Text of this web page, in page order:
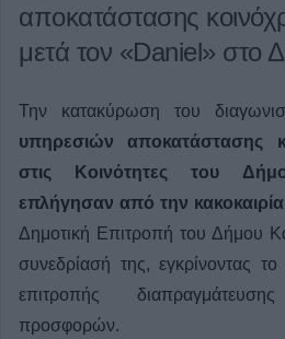
αποκατάστασης
μετά τον «Daniel» στο
Την κατακύρωση του
υπηρεσιών αποκατάστασης
στις Κοινότητες του
επλήγησαν από την
Δημοτική Επιτροπή του Δήμου
συνεδρίασή της, εγκρίνοντας
επιτροπής
προσφορών.